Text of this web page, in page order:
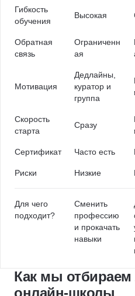
Гибкость
обучения
Высокая
Обратная
связь
Ограниченн
ая
Мотивация
Дедлайны,
куратор и
группа
Скорость
старта
Сразу
Сертификат Часто есть
Риски Низкие
Для чего
подходит?
Сменить
профессию
и прокачать
навыки
Как мы
онлайн-школы